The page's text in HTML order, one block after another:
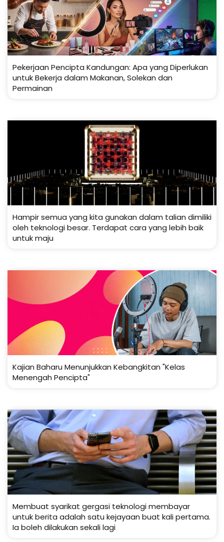
Pekerjaan Pencipta Kandungan: Apa yang Diperlukan
untuk Bekerja dalam Makanan, Solekan dan
Permainan
Hampir semua yang kita gunakan dalam talian dimiliki
oleh teknologi besar. Terdapat cara yang lebih baik
untuk maju
Kajian Baharu Menunjukkan Kebangkitan "Kelas
Menengah Pencipta"
Membuat syarikat gergasi teknologi membayar
untuk berita adalah satu kejayaan buat kali pertama.
Ia boleh dilakukan sekali lagi